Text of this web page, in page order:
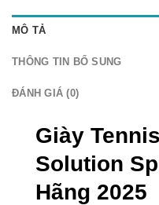
MÔ TẢ
THÔNG TIN BỔ SUNG
ĐÁNH GIÁ (0)
Giày
Solution
Hãng 2025